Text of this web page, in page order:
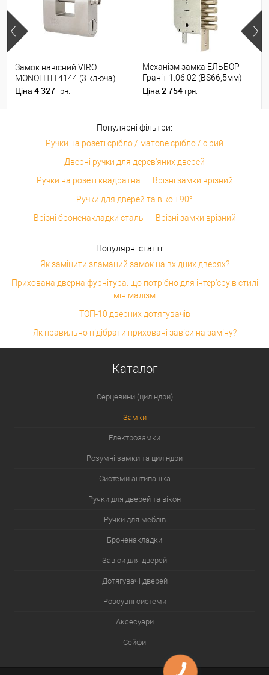
Замок навісний VIRO
MONOLITH 4144 (3 ключа)
Ціна 4 327 грн.
Механізм замка ЕЛЬБОР
Граніт 1.06.02 (BS66,5мм)
(н)
Ціна 2 754 грн.
Популярні фільтри:
Ручки на розеті срібло / матове срібло / сірий
Дверні ручки для дерев'яних дверей
Ручки на розеті квадратна
Врізні замки врізний
Ручки для дверей та вікон 90°
Врізні броненакладки сталь
Врізні замки врізний
Популярні статті:
Як замінити зламаний замок на вхідних дверях?
Прихована дверна фурнітура: що потрібно для інтер'єру в стилі
мінімалізм
ТОП-10 дверних дотягувачів
Як правильно підібрати приховані завіси на заміну?
Каталог
Серцевини (циліндри)
Замки
Електрозамки
Розумні замки та циліндри
Системи антипаніка
Ручки для дверей та вікон
Ручки для меблів
Броненакладки
Завіси для дверей
Дотягувачі дверей
Розсувні системи
Аксесуари
Сейфи